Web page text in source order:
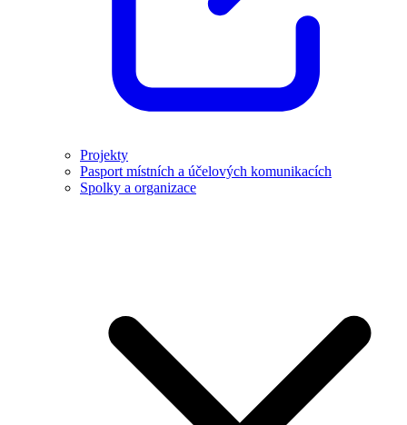
Projekty
Pasport místních a účelových komunikacích
Spolky a organizace